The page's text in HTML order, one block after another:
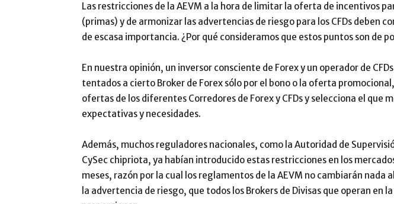
Las restricciones de la AEVM a la hora de limitar la oferta de incentivos
(primas) y de armonizar las advertencias de riesgo para los CFDs deben
de escasa importancia. ¿Por qué consideramos que estos puntos son de
En nuestra opinión, un inversor consciente de Forex y un operador de
tentados a cierto Broker de Forex sólo por el bono o la oferta
ofertas de los diferentes Corredores de Forex y CFDs y selecciona el que
expectativas y necesidades.
Además, muchos reguladores nacionales, como la Autoridad de
CySec chipriota, ya habían introducido estas restricciones en los
meses, razón por la cual los reglamentos de la AEVM no cambiarán nada
la advertencia de riesgo, que todos los Brokers de Divisas que operan en